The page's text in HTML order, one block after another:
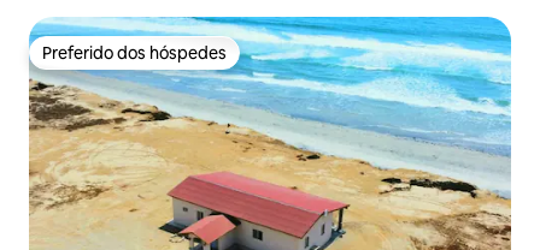
Preferido dos hóspedes
Preferido dos hóspedes